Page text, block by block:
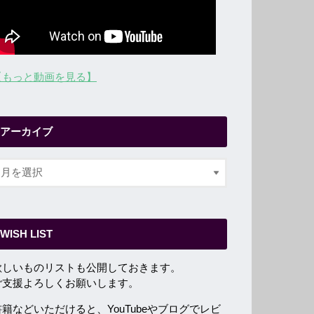
っと動画を見る】
アーカイブ
WISH LIST
いものリストも公開しておきます。
援よろしくお願いします。
籍などいただけると、YouTubeやブログでレビ